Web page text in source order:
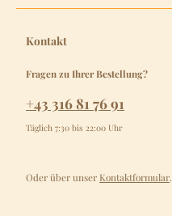
Kontakt
Fragen zu Ihrer Bestellung?
+43 316 81 76 91
Täglich 7:30 bis 22:00 Uhr
Oder über unser Kontaktformular.